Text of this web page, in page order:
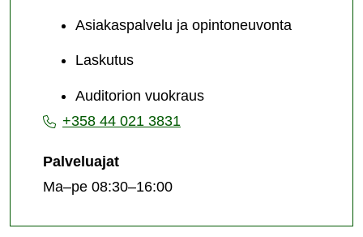
Asiakaspalvelu ja opintoneuvonta
Laskutus
Auditorion vuokraus
+358 44 021 3831
Palveluajat
Ma–pe 08:30–16:00